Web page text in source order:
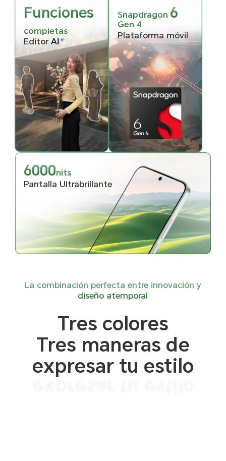
Funciones
completas
Editor
Snapdragon 6
Gen 4
Plataforma móvil
6000nits
Pantalla Ultrabrillante
La combinación perfecta entre innovación y
diseño atemporal
Tres colores
Tres maneras de
expresar tu estilo